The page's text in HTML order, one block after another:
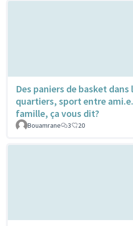
Des paniers de basket dans
quartiers, sport entre
famille, ça vous dit?
Bouamrane 3 20